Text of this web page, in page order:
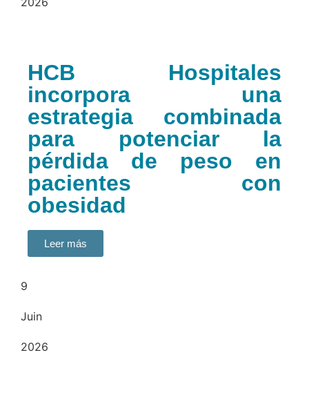
HCB Hospitales
incorpora una
estrategia combinada
para potenciar la
pérdida de peso en
pacientes con
obesidad
Leer más
9
Juin
2026